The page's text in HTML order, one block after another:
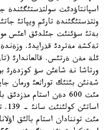
اسپانتاؤدئث سولتذستئگئندة
تةكشة مةتردئ قذرايدئ.
ئلة مةن ةرتئس. قالعاندارئ
ورتاشا نة شاعئن سؤ كوزدةرئ
مئث 600 دةن استام
مئث توننادان استام بالئق